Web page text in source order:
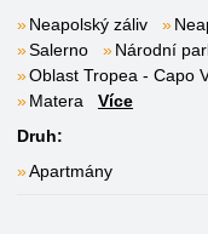
Neapolský záliv
Salerno
Národní
Oblast Tropea - Capo
Matera
Více
Druh:
Apartmány